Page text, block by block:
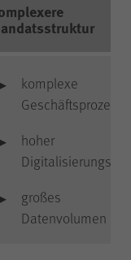
komplexe
Geschäftsprozesse
hoher
großes
Datenvolumen
Daten werden in
Der Cookie
über Matomo